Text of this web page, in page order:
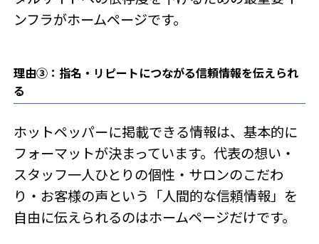
ンフラがホームページです。
理由③：指名・リピートにつながる信頼情報を伝えられ
る
ホットペッパーに掲載できる情報は、基本的に
フォーマットが決まっています。代表の想い・
スタッフ一人ひとりの個性・サロンのこだわ
り・お客様の声という「人間的な信頼情報」を
自由に伝えられるのはホームページだけです。